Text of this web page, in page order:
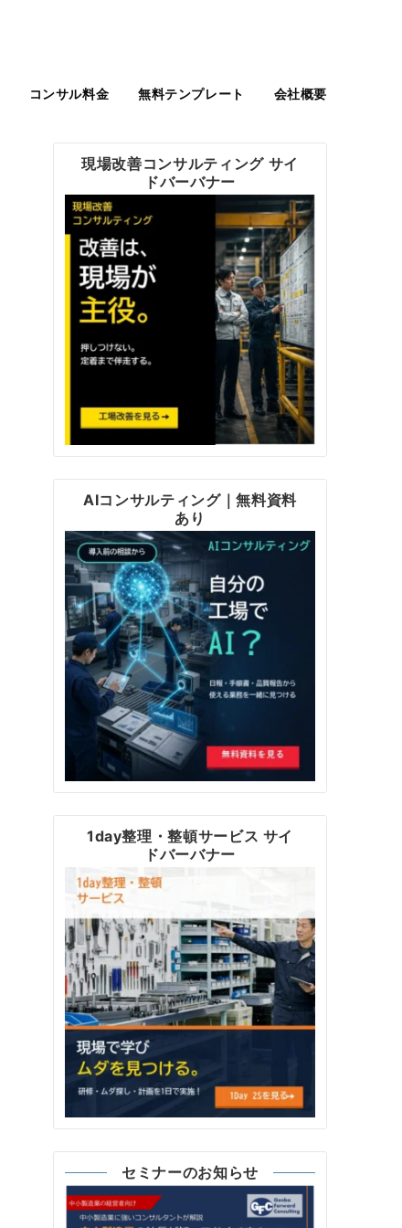
コンサル料金 無料テンプレート 会社概要
現場改善コンサルティング サイ
ドバーバナー
AIコンサルティング｜無料資料
あり
1day整理・整頓サービス サイ
ドバーバナー
セミナーのお知らせ